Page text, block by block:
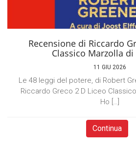
Recensione di Riccardo
Classico Marzolla
11 GIU 2026
Le 48 leggi del potere, di Robert
Riccardo Greco 2 D Liceo
Ho […]
Continua